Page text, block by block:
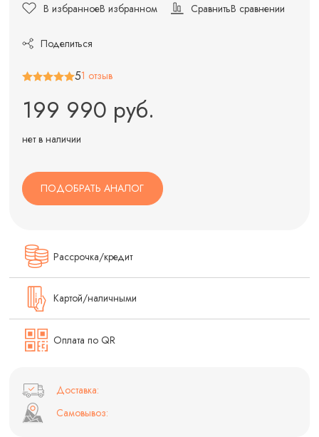
В избранноеВ избранном СравнитьВ сравнении
Поделиться
51 отзыв
199 990 руб.
нет в наличии
ПОДОБРАТЬ АНАЛОГ
Рассрочка/кредит
Картой/наличными
Оплата по QR
Доставка:
Самовывоз: